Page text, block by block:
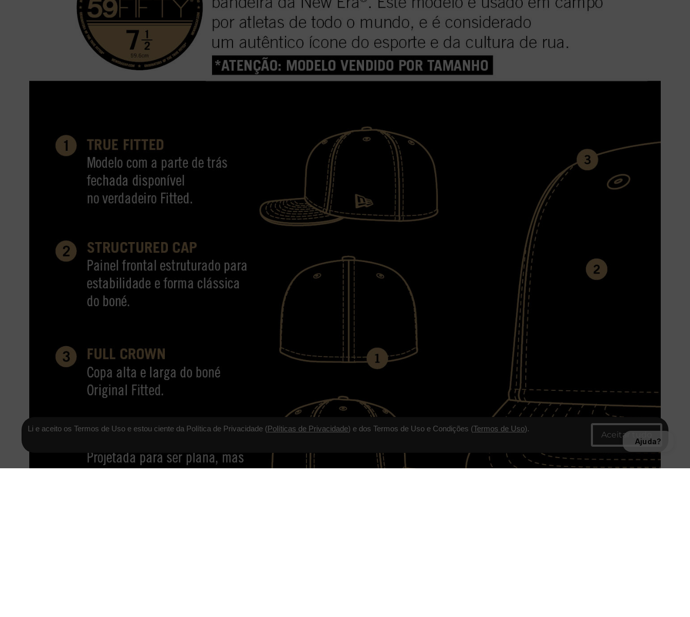
Li e aceito os Termos de Uso e estou ciente da Política de Privacidade (Políticas de Privacidade) e dos Termos de Uso e Condições (Termos de Uso).
Ajuda?